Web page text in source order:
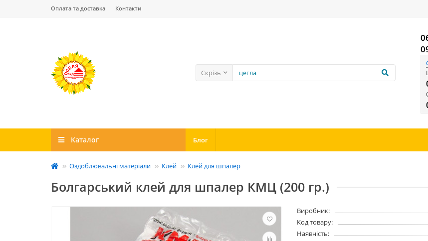
Оплата та доставка Контакти
Скрізь
Каталог Блог
Оздоблювальні матеріали Клей Клей для шпалер
Болгарський клей для шпалер КМЦ (200 гр.)
Виробник:
Код товару:
Наявність: